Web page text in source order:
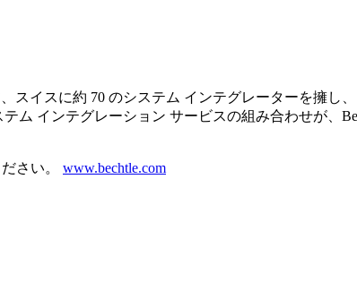
スイスに約 70 のシステム インテグレーターを擁
ム インテグレーション サービスの組み合わせが、
さい。 www.bechtle.com